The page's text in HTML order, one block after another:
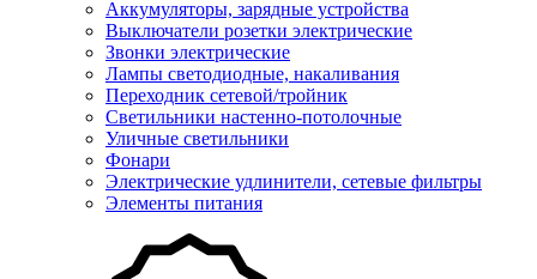
Аккумуляторы, зарядные устройства
Выключатели розетки электрические
Звонки электрические
Лампы светодиодные, накаливания
Переходник сетевой/тройник
Светильники настенно-потолочные
Уличные светильники
Фонари
Электрические удлинители, сетевые фильтры
Элементы питания